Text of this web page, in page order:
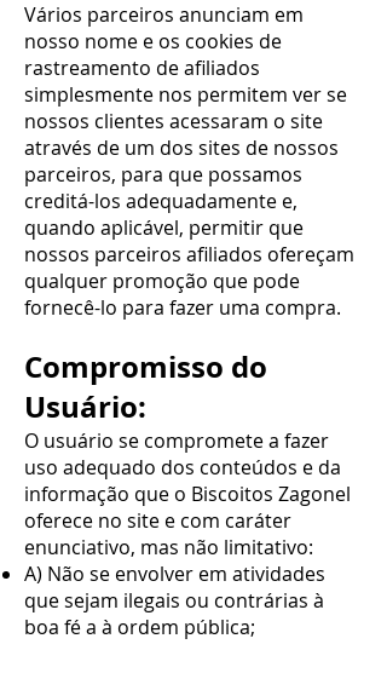
Vários parceiros anunciam em
nosso nome e os cookies de
rastreamento de afiliados
simplesmente nos permitem ver se
nossos clientes acessaram o site
através de um dos sites de nossos
parceiros, para que possamos
creditá-los adequadamente e,
quando aplicável, permitir que
nossos parceiros afiliados ofereçam
qualquer promoção que pode
fornecê-lo para fazer uma compra.
Compromisso do
Usuário:
O usuário se compromete a fazer
uso adequado dos conteúdos e da
informação que o Biscoitos Zagonel
oferece no site e com caráter
enunciativo, mas não limitativo:
A) Não se envolver em atividades
que sejam ilegais ou contrárias à
boa fé a à ordem pública;